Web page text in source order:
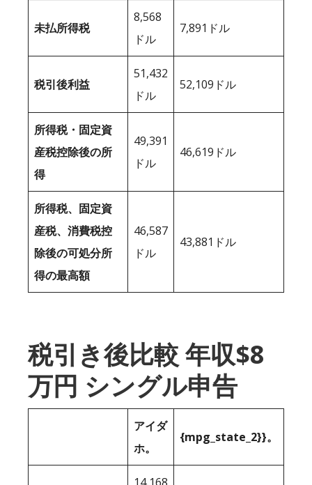
未払所得税
8,568
ドル
7,891ドル
税引後利益
51,432
ドル
52,109ドル
所得税・固定資
産税控除後の所
得
49,391
ドル
46,619ドル
所得税、固定資
産税、消費税控
除後の可処分所
得の最高額
46,587
ドル
43,881ドル
税引き後比較 年収$8
万円 シングル申告
アイダ
ホ。
{mpg_state_2}}。